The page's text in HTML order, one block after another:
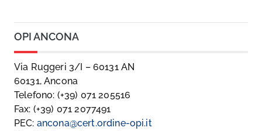
OPI ANCONA
Via Ruggeri 3/I – 60131 AN
60131, Ancona
Telefono: (+39) 071 205516
Fax: (+39) 071 2077491
PEC: ancona@cert.ordine-opi.it